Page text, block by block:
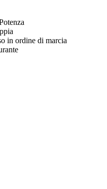
in ordine di marcia